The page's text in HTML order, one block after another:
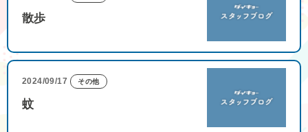
散歩
2024/09/17 その他
蚊